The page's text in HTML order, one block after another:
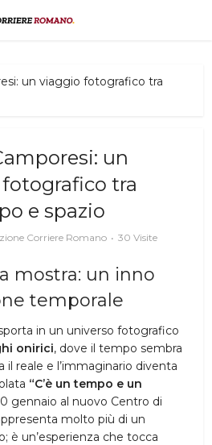
un viaggio fotografico tra
un
tra
e spazio
Corriere Romano 30 Visite
mostra: un inno
temporale
in un universo fotografico
onirici, dove il tempo sembra
il reale e l’immaginario diventa
“C’è un tempo e un
gennaio al nuovo Centro di
molto più di un
è un’esperienza che tocca